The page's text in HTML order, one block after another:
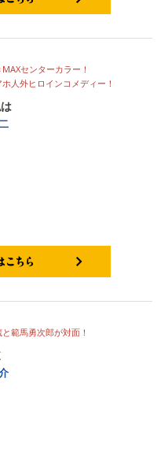
センターカラー！
人外ヒロインコメディー！
範馬勇次郎が対面！